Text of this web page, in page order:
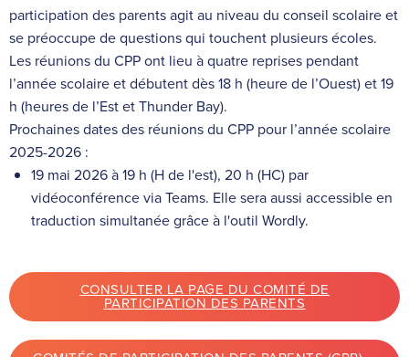
participation des parents agit au niveau du conseil scolaire et
se préoccupe de questions qui touchent plusieurs écoles.
Les réunions du CPP ont lieu à quatre reprises pendant
l’année scolaire et débutent dès 18 h (heure de l’Ouest) et 19
h (heures de l’Est et Thunder Bay).
Prochaines dates des réunions du CPP pour l’année scolaire
2025-2026 :
19 mai 2026 à 19 h (H de l'est), 20 h (HC) par
vidéoconférence via Teams. Elle sera aussi accessible en
traduction simultanée grâce à l'outil Wordly.
CONSULTER LA PAGE DU COMITÉ DE
PARTICIPATION DES PARENTS